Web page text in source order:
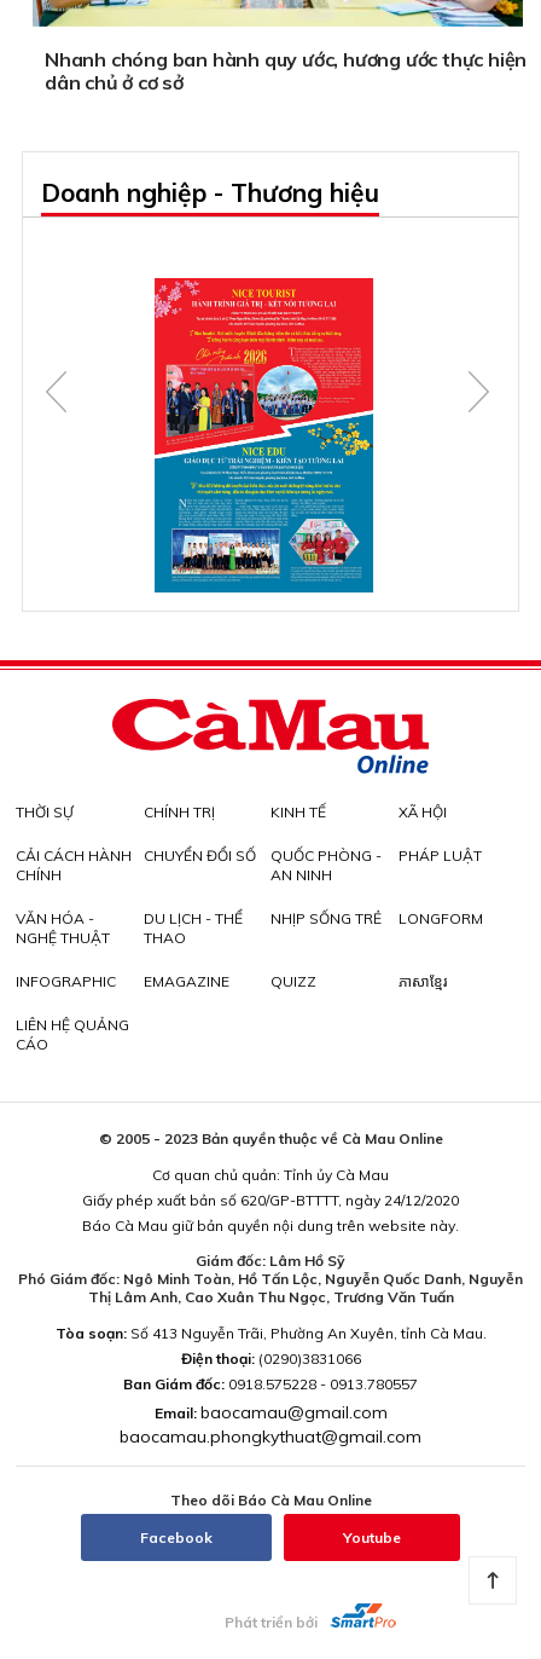
Nhanh chóng ban hành quy ước, hương ước thực hiện
dân chủ ở cơ sở
Doanh nghiệp - Thương hiệu
THỜI SỰ CHÍNH TRỊ KINH TẾ XÃ HỘI
CẢI CÁCH HÀNH
CHÍNH
CHUYỂN ĐỔI SỐ
QUỐC PHÒNG -
AN NINH
PHÁP LUẬT
VĂN HÓA -
NGHỆ THUẬT
DU LỊCH - THỂ
THAO
NHỊP SỐNG TRẺ LONGFORM
INFOGRAPHIC EMAGAZINE QUIZZ ភាសាខ្មែរ
LIÊN HỆ QUẢNG
CÁO
© 2005 - 2023 Bản quyền thuộc về Cà Mau Online
Cơ quan chủ quản: Tỉnh ủy Cà Mau
Giấy phép xuất bản số 620/GP-BTTTT, ngày 24/12/2020
Báo Cà Mau giữ bản quyền nội dung trên website này.
Giám đốc: Lâm Hồ Sỹ
Phó Giám đốc: Ngô Minh Toàn, Hồ Tấn Lộc, Nguyễn Quốc Danh, Nguyễn
Thị Lâm Anh, Cao Xuân Thu Ngọc, Trương Văn Tuấn
Tòa soạn:Số 413 Nguyễn Trãi, Phường An Xuyên, tỉnh Cà Mau.
Điện thoại: (0290)3831066
Ban Giám đốc: 0918.575228 - 0913.780557
Email: baocamau@gmail.com
baocamau.phongkythuat@gmail.com
Theo dõi Báo Cà Mau Online
Facebook Youtube
Phát triển bởi